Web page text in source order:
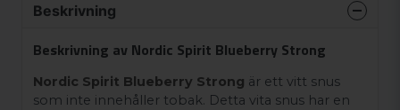
Beskrivning
Beskrivning av Nordic Spirit Blueberry Strong
Nordic Spirit Blueberry Strong är ett vitt snus
som inte innehåller tobak. Detta vita snus har en